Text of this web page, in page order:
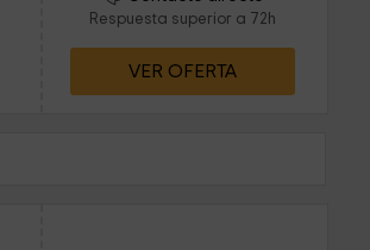
Respuesta superior a 72h
VER OFERTA